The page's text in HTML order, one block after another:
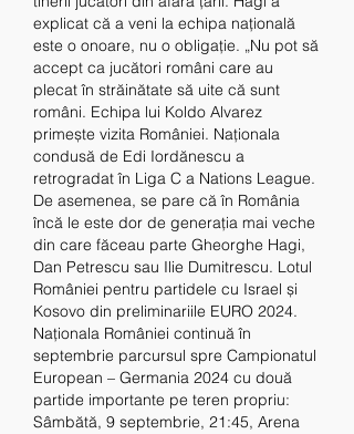
explicat că a veni la echipa națională
este o onoare, nu o obligație. „Nu pot să
accept ca jucători români care au
plecat în străinătate să uite că sunt
români. Echipa lui Koldo Alvarez
primește vizita României. Naționala
condusă de Edi Iordănescu a
retrogradat în Liga C a Nations League.
De asemenea, se pare că în România
încă le este dor de generația mai veche
din care făceau parte Gheorghe Hagi,
Dan Petrescu sau Ilie Dumitrescu. Lotul
României pentru partidele cu Israel și
Kosovo din preliminariile EURO 2024.
Naționala României continuă în
septembrie parcursul spre Campionatul
European – Germania 2024 cu două
partide importante pe teren propriu:
Sâmbătă, 9 septembrie, 21:45, Arena